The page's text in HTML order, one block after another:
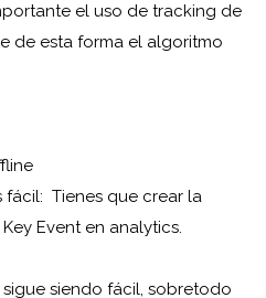
el uso de tracking de
de esta forma el algoritmo
fácil: Tienes que crear la
Event en analytics.
sigue siendo fácil, sobretodo